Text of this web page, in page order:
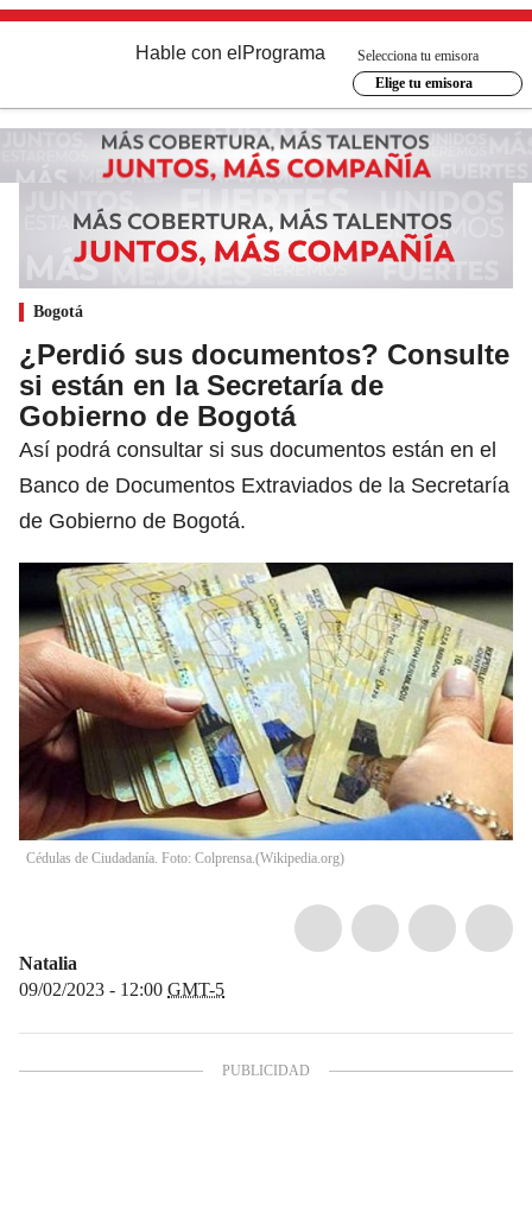
Hable con el Programa
Selecciona tu emisora
Elige tu emisora
Bogotá
¿Perdió sus documentos? Consulte
si están en la Secretaría de
Gobierno de Bogotá
Así podrá consultar si sus documentos están en el
Banco de Documentos Extraviados de la Secretaría
de Gobierno de Bogotá.
Cédulas de Ciudadanía. Foto: Colprensa.(Wikipedia.org)
Natalia
09/02/2023 - 12:00 GMT-5